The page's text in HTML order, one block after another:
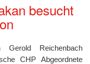
besucht
Reichenbach
CHP Abgeordnete